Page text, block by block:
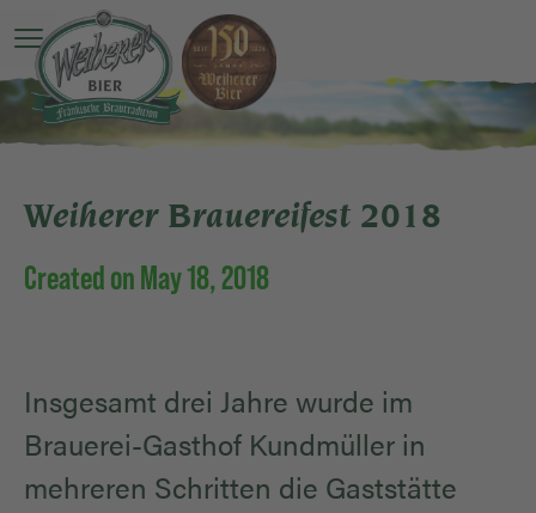
Open main menu
Weiherer Brauereifest 2018
Created on May 18, 2018
Insgesamt drei Jahre wurde im
Brauerei-Gasthof Kundmüller in
mehreren Schritten die Gaststätte